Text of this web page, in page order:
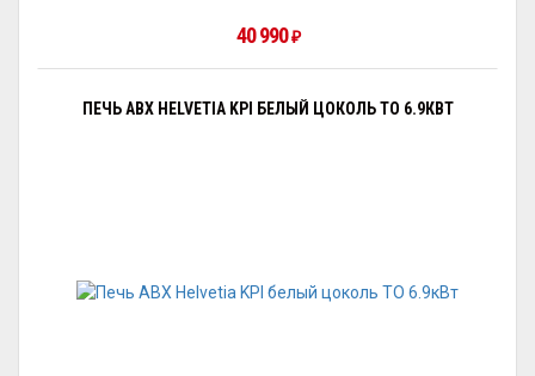
40 990₽
ПЕЧЬ ABX HELVETIA KPI БЕЛЫЙ ЦОКОЛЬ ТО 6.9КВТ